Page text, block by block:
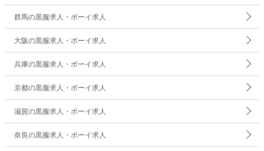
群馬の黒服求人・ボーイ求人
大阪の黒服求人・ボーイ求人
兵庫の黒服求人・ボーイ求人
京都の黒服求人・ボーイ求人
滋賀の黒服求人・ボーイ求人
奈良の黒服求人・ボーイ求人